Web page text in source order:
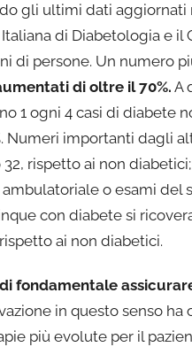
gli ultimi dati aggiornati
di Diabetologia e
di persone. Un numero
di oltre il 70%. A
1 ogni 4 casi di diabete
Numeri importanti dagli
rispetto ai non
o esami del
con diabete si
ai non diabetici.
fondamentale
in questo senso
più evolute per il